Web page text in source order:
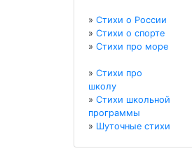
» Стихи о России
» Стихи о спорте
» Стихи про море
» Стихи про
школу
» Стихи школьной
программы
» Шуточные стихи